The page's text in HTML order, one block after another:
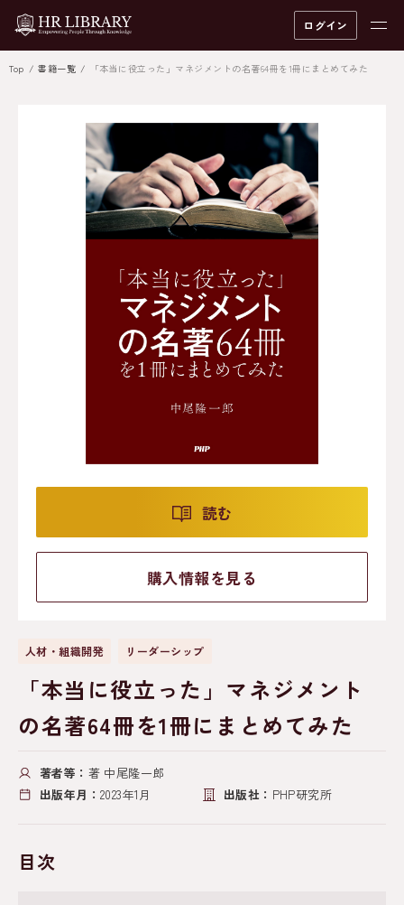
ログイン
Top 書籍一覧 「本当に役立った」マネジメントの名著64冊を1冊にまとめてみた
読む
購入情報を見る
人材・組織開発 リーダーシップ
「本当に役立った」マネジメント
の名著64冊を1冊にまとめてみた
著者等： 著 中尾隆一郎
出版年月： 2023年1月 出版社： PHP研究所
目次